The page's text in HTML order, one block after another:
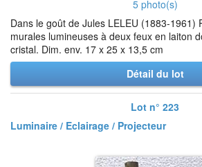
5 photo(s)
Dans le goût de Jules LELEU (1883-1961)
murales lumineuses à deux feux en laiton
cristal. Dim. env. 17 x 25 x 13,5 cm
Détail du lot
Lot n° 223
Luminaire / Eclairage / Projecteur